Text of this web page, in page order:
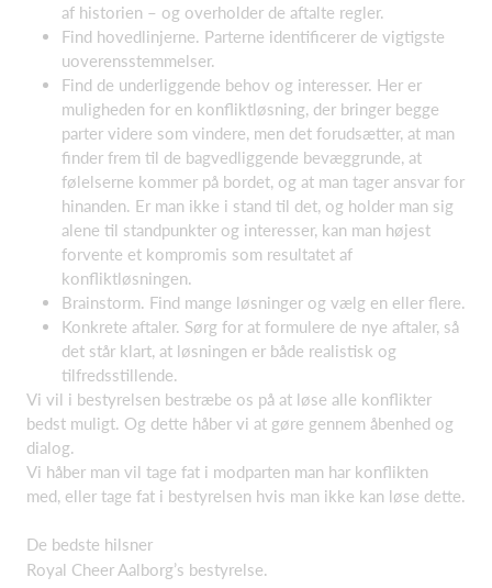
af historien – og overholder de aftalte regler.
Find hovedlinjerne. Parterne identificerer de vigtigste
uoverensstemmelser.
Find de underliggende behov og interesser. Her er
muligheden for en konfliktløsning, der bringer begge
parter videre som vindere, men det forudsætter, at man
finder frem til de bagvedliggende bevæggrunde, at
følelserne kommer på bordet, og at man tager ansvar for
hinanden. Er man ikke i stand til det, og holder man sig
alene til standpunkter og interesser, kan man højest
forvente et kompromis som resultatet af
konfliktløsningen.
Brainstorm. Find mange løsninger og vælg en eller flere.
Konkrete aftaler. Sørg for at formulere de nye aftaler, så
det står klart, at løsningen er både realistisk og
tilfredsstillende.
Vi vil i bestyrelsen bestræbe os på at løse alle konflikter
bedst muligt. Og dette håber vi at gøre gennem åbenhed og
dialog.
Vi håber man vil tage fat i modparten man har konflikten
med, eller tage fat i bestyrelsen hvis man ikke kan løse dette.
De bedste hilsner
Royal Cheer Aalborg’s bestyrelse.